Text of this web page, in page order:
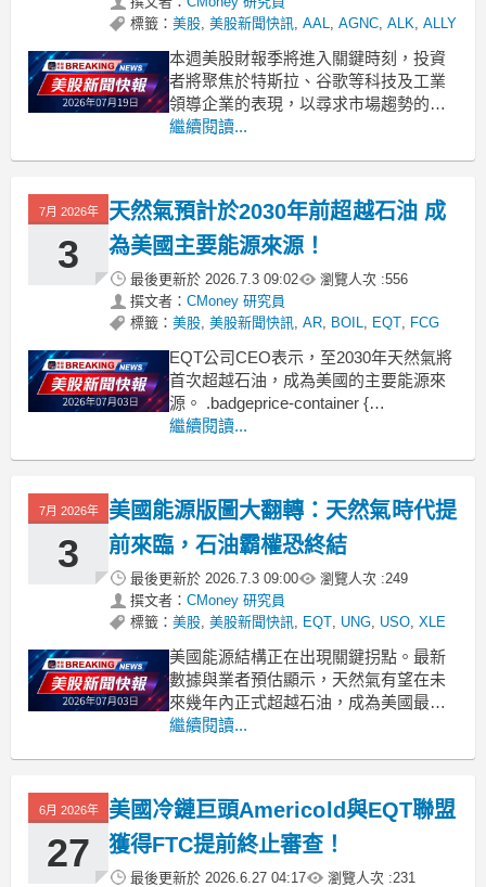
標籤： 美股, 美股新聞快訊, AAL, AGNC, ALK, ALLY
本週美股財報季將進入關鍵時刻，投資
者將聚焦於特斯拉、谷歌等科技及工業
領導企業的表現，以尋求市場趨勢的新
見解。 .badgeprice-container {
gap: 1rem !important;
繼續閱讀...
7月 2026年
3
天然氣預計於2030年前超越石油 成
為美國主要能源來源！
最後更新於 2026.7.3 09:02 瀏覽人次 :556
撰文者： CMoney 研究員
標籤： 美股, 美股新聞快訊, AR, BOIL, EQT, FCG
EQT公司CEO表示，至2030年天然氣將
首次超越石油，成為美國的主要能源來
源。 .badgeprice-container {
display: flex !important;
flex-wrap:
繼續閱讀...
7月 2026年
3
美國能源版圖大翻轉：天然氣時代提
前來臨，石油霸權恐終結
最後更新於 2026.7.3 09:00 瀏覽人次 :249
撰文者： CMoney 研究員
標籤： 美股, 美股新聞快訊, EQT, UNG, USO, XLE
美國能源結構正在出現關鍵拐點。最新
數據與業者預估顯示，天然氣有望在未
來幾年內正式超越石油，成為美國最大
能源來源，電動車普及、資料中心用電
繼續閱讀...
6月 2026年
27
美國冷鏈巨頭Americold與EQT聯盟
獲得FTC提前終止審查！
最後更新於 2026.6.27 04:17 瀏覽人次 :231